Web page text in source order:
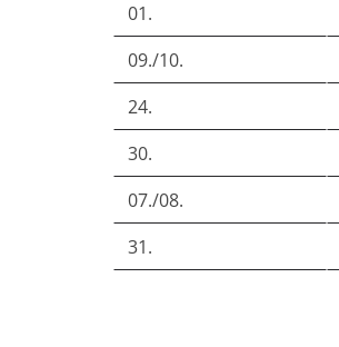
01.
09./10.
24.
30.
07./08.
31.